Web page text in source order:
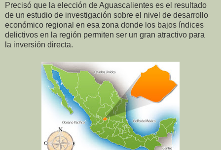
Precisó que la elección de Aguascalientes es el resultado
de un estudio de investigación sobre el nivel de desarrollo
económico regional en esa zona donde los bajos índices
delictivos en la región permiten ser un gran atractivo para
la inversión directa.